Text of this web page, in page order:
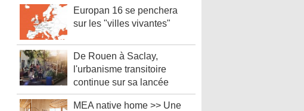
Europan 16 se penchera
sur les "villes vivantes"
De Rouen à Saclay,
l'urbanisme transitoire
continue sur sa lancée
MEA native home >> Une